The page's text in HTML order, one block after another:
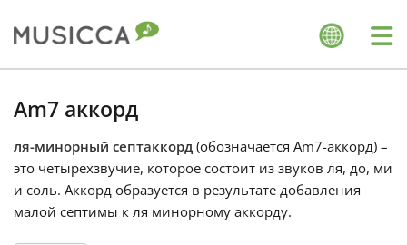
Български
Dansk
Am7 аккорд
ля-минорный септаккорд (обозначается Am7-аккорд) –
это четырехзвучие, которое состоит из звуков ля, до, ми
и соль. Аккорд образуется в результате добавления
малой септимы к ля минорному аккорду.